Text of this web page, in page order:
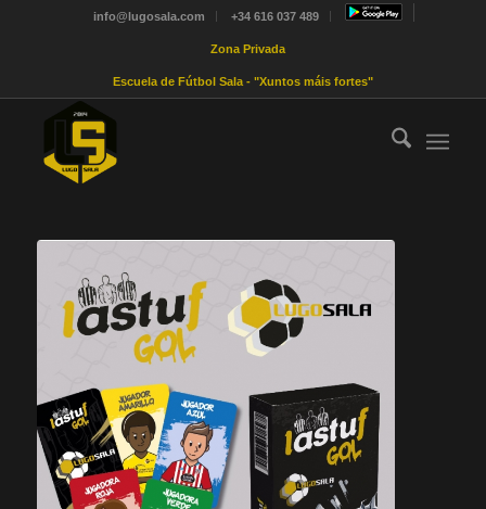
info@lugosala.com +34 616 037 489
Zona Privada
Escuela de Fútbol Sala - "Xuntos máis fortes"